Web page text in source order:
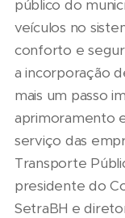
público do
veículos no
conforto e
a incorporação
mais um passo
aprimoramento
serviço das
Transporte
presidente do
SetraBH e